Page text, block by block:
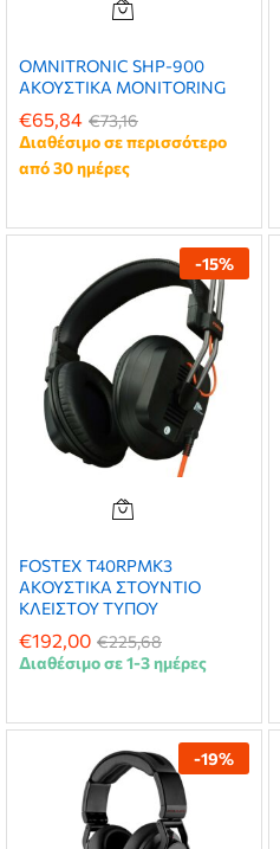
OMNITRONIC SHP-900
ΑΚΟΥΣΤΙΚΑ MONITORING
€65,84 €73,16
Διαθέσιμο σε περισσότερο
από 30 ημέρες
-15%
FOSTEX T40RPMK3
ΑΚΟΥΣΤΙΚΑ ΣΤΟΥΝΤΙΟ
ΚΛΕΙΣΤΟΥ ΤΥΠΟΥ
€192,00 €225,68
Διαθέσιμο σε 1-3 ημέρες
-19%